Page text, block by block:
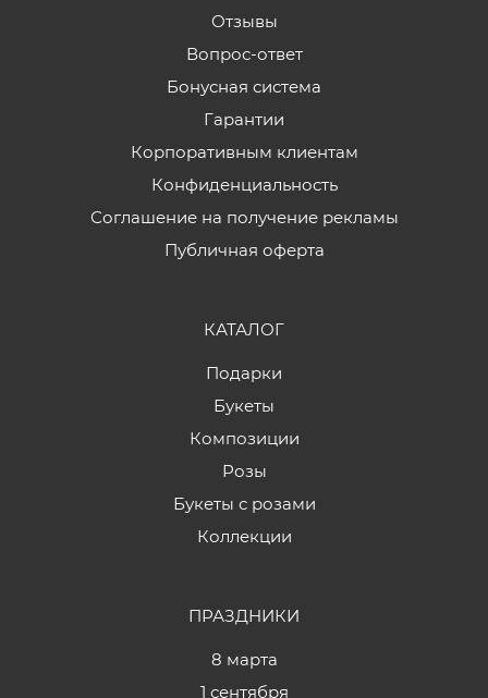
Отзывы
Вопрос-ответ
Бонусная система
Гарантии
Корпоративным клиентам
Конфиденциальность
Соглашение на получение рекламы
Публичная оферта
КАТАЛОГ
Подарки
Букеты
Композиции
Розы
Букеты с розами
Коллекции
ПРАЗДНИКИ
8 марта
1 сентября